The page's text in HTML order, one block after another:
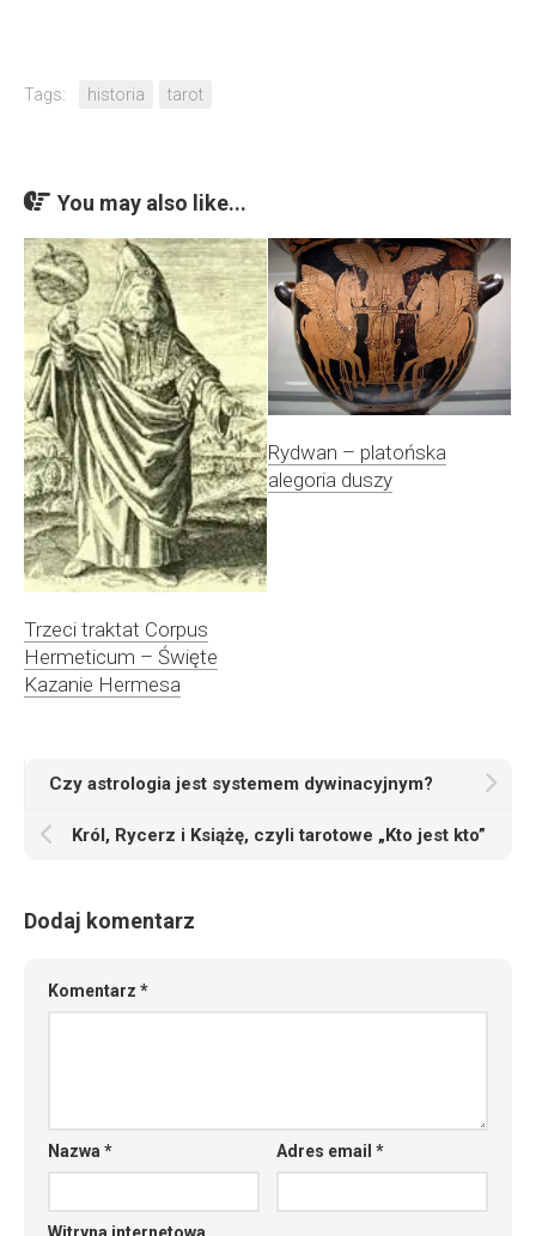
Tags: historia tarot
You may also like...
Trzeci traktat Corpus
Hermeticum – Święte
Kazanie Hermesa
Rydwan – platońska
alegoria duszy
Czy astrologia jest systemem dywinacyjnym?
Król, Rycerz i Książę, czyli tarotowe „Kto jest kto”
Dodaj komentarz
Komentarz *
Nazwa * Adres email*
Witryna internetowa